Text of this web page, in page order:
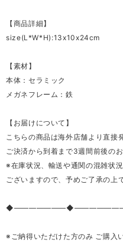
【商品詳細】
size(L*W*H):13x10x24cm
【素材】
本体：セラミック
メガネフレーム：鉄
【お届けについて】
こちらの商品は海外店舗より直接
ご決済から到着まで3週間前後の
※在庫状況、輸送や通関の混雑状
ございますので、予めご了承の上
※ご納得いただけた方のみ ご購入